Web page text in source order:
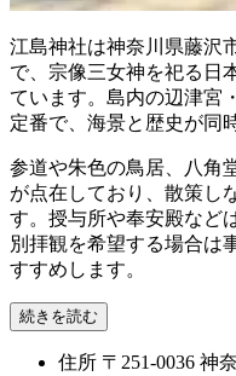
江島神社は神奈川県藤沢
で、宗像三女神を祀る日
ています。島内の辺津宮
定番で、海景と歴史が同
参道や朱色の鳥居、八角
が点在しており、散策し
す。授与所や奉安殿など
別拝観を希望する場合は
すすめします。
続きを読む
住所 〒251-0036 神